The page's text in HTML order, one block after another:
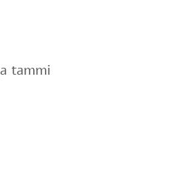
tammi